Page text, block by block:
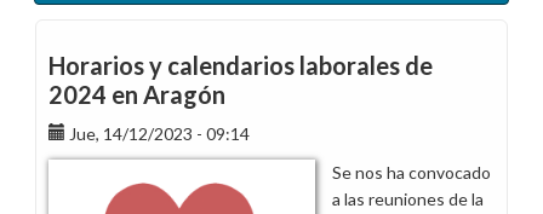
Horarios y calendarios laborales de
2024 en Aragón
Jue, 14/12/2023 - 09:14
Se nos ha convocado
a las reuniones de la